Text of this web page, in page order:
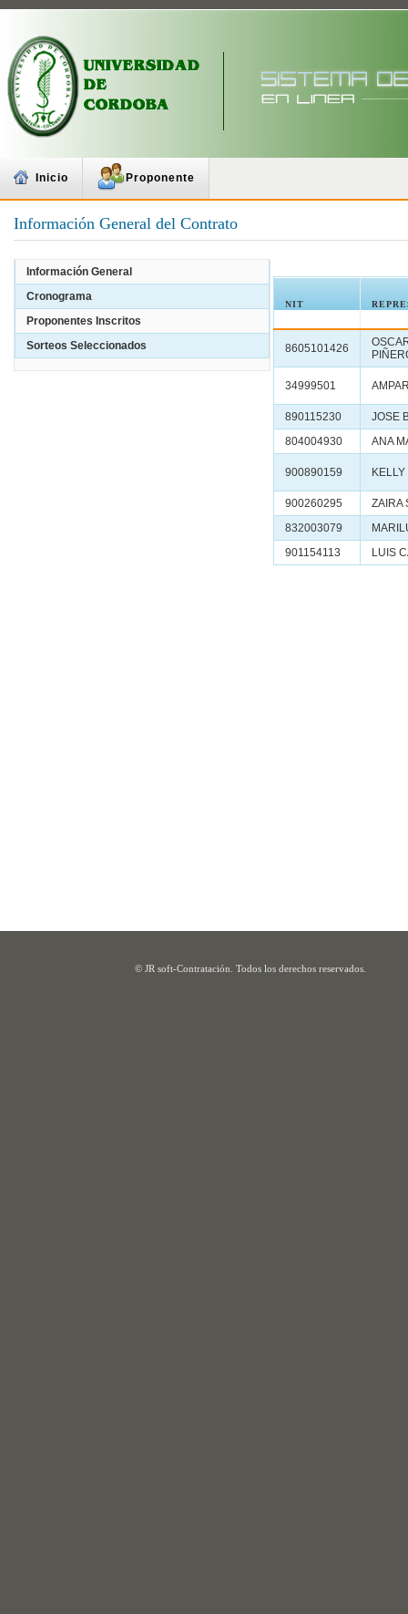
Inicio Proponente
Información General del Contrato
Información General
Cronograma
Proponentes Inscritos
Sorteos Seleccionados
NIT
8605101426
34999501
890115230
JOSE
804004930
ANA
900890159
900260295
ZAIRA
832003079
901154113
LUIS
© JR soft-Contratación. Todos los derechos reservados.